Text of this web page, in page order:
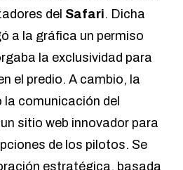
del Safari. Dicha
a la gráfica un permiso
la exclusividad para
el predio. A cambio, la
la comunicación del
sitio web innovador para
de los pilotos. Se
estratégica, basada